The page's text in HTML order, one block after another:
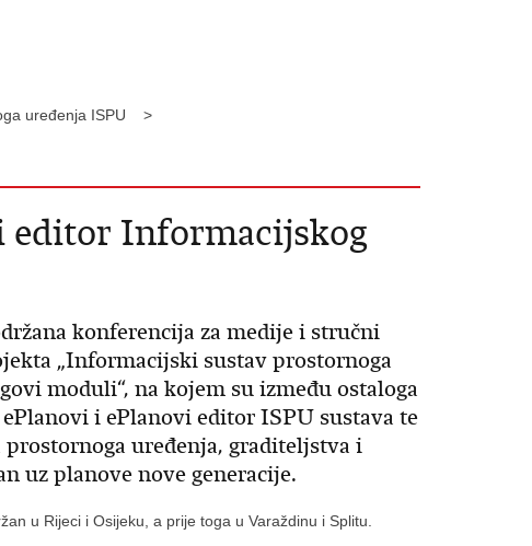
uređenja ISPU >
editor Informacijskog
konferencija za medije i stručni
„Informacijski sustav prostornoga
moduli“, na kojem su između ostaloga
i ePlanovi editor ISPU sustava te
uređenja, graditeljstva i
uz planove nove generacije.
u Rijeci i Osijeku, a prije toga u Varaždinu i Splitu.